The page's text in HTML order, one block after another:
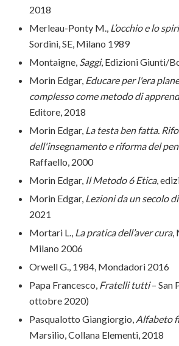
2018
Merleau-Ponty M., L’occhio e lo
Sordini, SE, Milano 1989
Montaigne, Saggi, Edizioni Giunti/
Morin Edgar, Educare per l'era
complesso come metodo di
Editore, 2018
Morin Edgar, La testa ben fatta.
dell'insegnamento e riforma del
Raffaello, 2000
Morin Edgar, Il Metodo 6 Etica,
Morin Edgar, Lezioni da un secolo
2021
Mortari L., La pratica dell’aver cura,
Milano 2006
Orwell G., 1984, Mondadori 2016
Papa Francesco, Fratelli tutti– San
ottobre 2020)
Pasqualotto Giangiorgio, Alfabeto
Marsilio, Collana Elementi, 2018